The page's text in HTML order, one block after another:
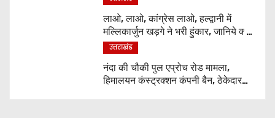
लाओ, लाओ, कांग्रेस लाओ, हल्द्वानी में
मल्लिकार्जुन खड़गे ने भरी हुंकार, जानिये क्या
कुछ कहा
उत्तराखंड
नंदा की चौकी पुल एप्रोच रोड मामला,
हिमालयन कंस्ट्रक्शन कंपनी बैन, ठेकेदार